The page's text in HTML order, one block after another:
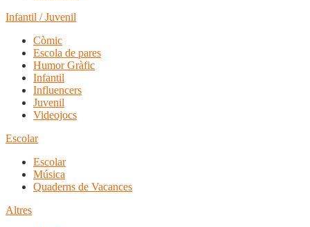
Infantil / Juvenil
Còmic
Escola de pares
Humor Gràfic
Infantil
Influencers
Juvenil
Videojocs
Escolar
Escolar
Música
Quaderns de Vacances
Altres